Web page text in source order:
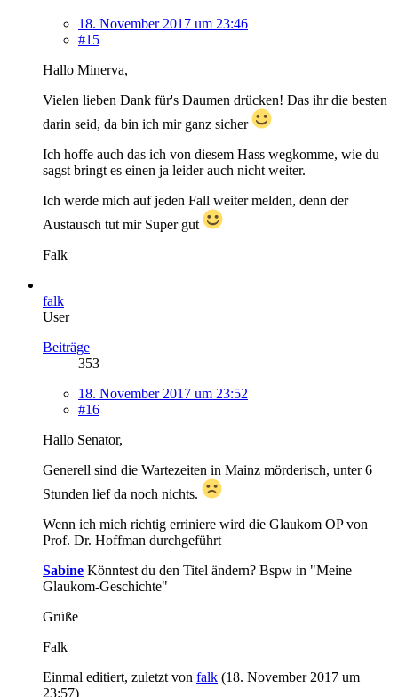
18. November 2017 um 23:46
#15
Hallo Minerva,
Vielen lieben Dank für's Daumen drücken! Das ihr die besten
darin seid, da bin ich mir ganz sicher
Ich hoffe auch das ich von diesem Hass wegkomme, wie du
sagst bringt es einen ja leider auch nicht weiter.
Ich werde mich auf jeden Fall weiter melden, denn der
Austausch tut mir Super gut
Falk
falk
User
Beiträge
353
18. November 2017 um 23:52
#16
Hallo Senator,
Generell sind die Wartezeiten in Mainz mörderisch, unter 6
Stunden lief da noch nichts.
Wenn ich mich richtig erriniere wird die Glaukom OP von
Prof. Dr. Hoffman durchgeführt
Sabine Könntest du den Titel ändern? Bspw in "Meine
Glaukom-Geschichte"
Grüße
Falk
Einmal editiert, zuletzt von falk (18. November 2017 um
23:57)